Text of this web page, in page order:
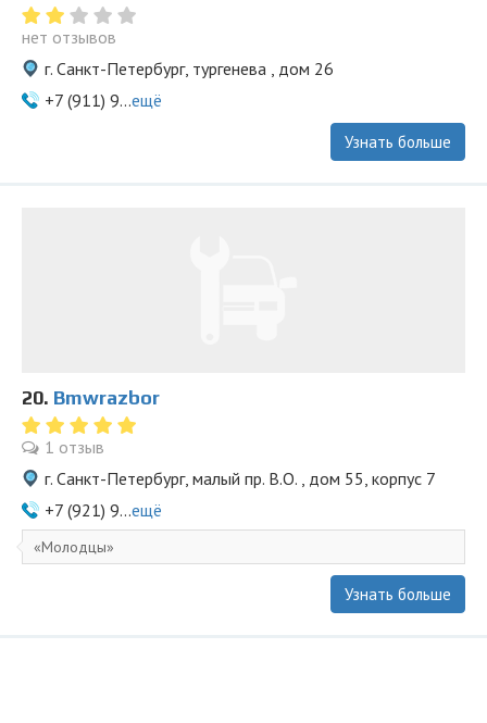
нет отзывов
г. Санкт-Петербург, тургенева , дом 26
+7 (911) 9...ещё
Узнать больше
20. Bmwrazbor
1 отзыв
г. Санкт-Петербург, малый пр. В.О. , дом 55, корпус 7
+7 (921) 9...ещё
Молодцы
Узнать больше